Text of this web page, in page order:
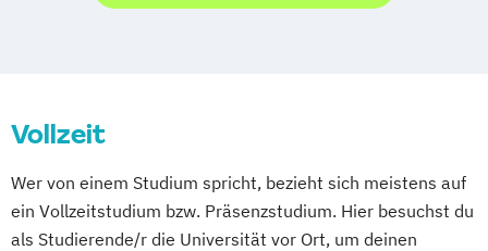
Vollzeit
Wer von einem Studium spricht, bezieht sich meistens auf
ein Vollzeitstudium bzw. Präsenzstudium. Hier besuchst du
als Studierende/r die Universität vor Ort, um deinen